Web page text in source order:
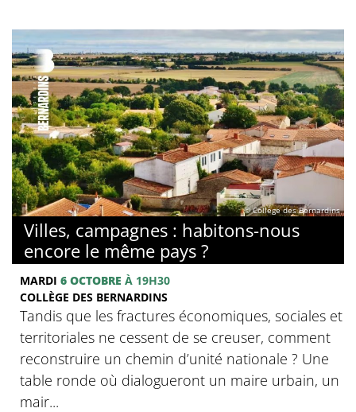
© Collège des Bernardins
Villes, campagnes : habitons-nous
encore le même pays ?
MARDI 6 OCTOBRE À 19H30
COLLÈGE DES BERNARDINS
Tandis que les fractures économiques, sociales et
territoriales ne cessent de se creuser, comment
reconstruire un chemin d’unité nationale ? Une
table ronde où dialogueront un maire urbain, un
mair...